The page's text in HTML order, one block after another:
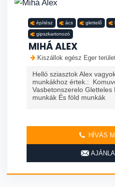
építész ács glettelő
gipszkartonozó
MIHÁ ALEX
Kiszállok egész Eger
Helló sziasztok Alex
munkákhoz értek.:
Vasbetonszerelo Gletteles
munkák És föld munkák
HÍVÁS